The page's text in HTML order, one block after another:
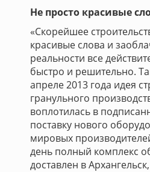
Не просто красивые
«Скорейшее
красивые слова и
реальности все
быстро и решительно.
апреле 2013 года идея
гранульного
воплотилась в
поставку нового
мировых
день полный комплекс
доставлен в